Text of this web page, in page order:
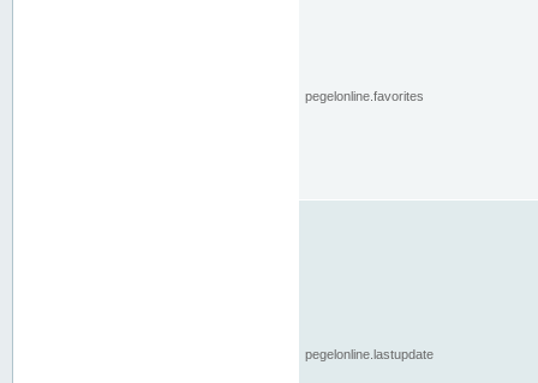
pegelonline.favorites
pegelonline.lastupdate